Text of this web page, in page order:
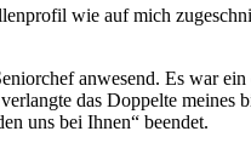
wie auf mich
anwesend. Es war
das Doppelte
uns bei Ihnen
beendet.